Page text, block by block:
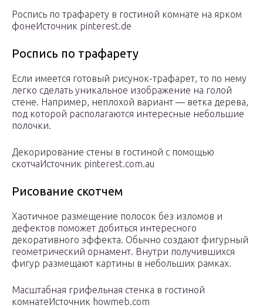
Роспись по трафарету в гостиной комнате на ярком
фонеИсточник pinterest.de
Роспись по трафарету
Если имеется готовый рисунок-трафарет, то по нему
легко сделать уникальное изображение на голой
стене. Например, неплохой вариант — ветка дерева,
под которой располагаются интересные небольшие
полочки.
Декорирование стены в гостиной с помощью
скотчаИсточник pinterest.com.au
Рисование скотчем
Хаотичное размещение полосок без изломов и
дефектов поможет добиться интересного
декоративного эффекта. Обычно создают фигурный
геометрический орнамент. Внутри получившихся
фигур размещают картины в небольших рамках.
Масштабная грифельная стенка в гостиной
комнатеИсточник howmeb.com